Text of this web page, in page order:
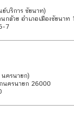
บริการ ชัยนาท)
ล้วย อำเภอเมืองชัยนาท
7
ครนายก)
นครนายก 26000